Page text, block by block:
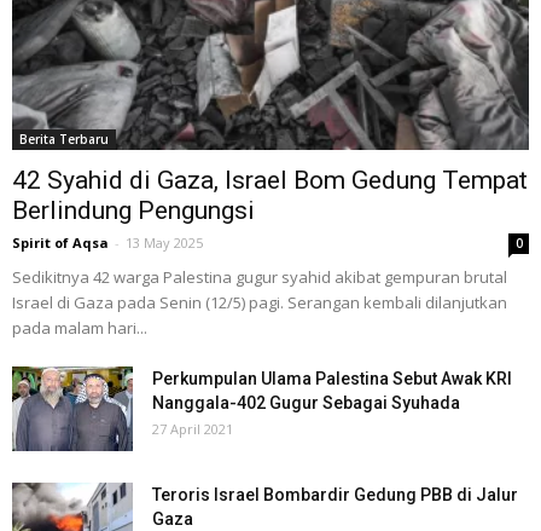
Berita Terbaru
42 Syahid di Gaza, Israel Bom Gedung Tempat
Berlindung Pengungsi
Spirit of Aqsa - 13 May 2025 0
Sedikitnya 42 warga Palestina gugur syahid akibat gempuran brutal
Israel di Gaza pada Senin (12/5) pagi. Serangan kembali dilanjutkan
pada malam hari...
Perkumpulan Ulama Palestina Sebut Awak KRI
Nanggala-402 Gugur Sebagai Syuhada
27 April 2021
Teroris Israel Bombardir Gedung PBB di Jalur
Gaza